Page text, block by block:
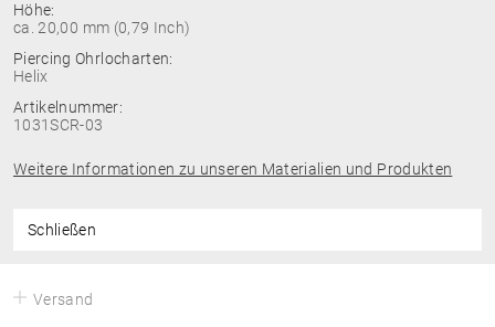
Höhe:
ca. 20,00 mm (0,79 Inch)
Piercing Ohrlocharten:
Helix
Artikelnummer:
1031SCR-03
Weitere Informationen zu unseren Materialien und Produkten
Schließen
Versand